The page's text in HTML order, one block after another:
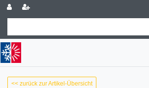
<< zurück zur Artikel-Übersicht